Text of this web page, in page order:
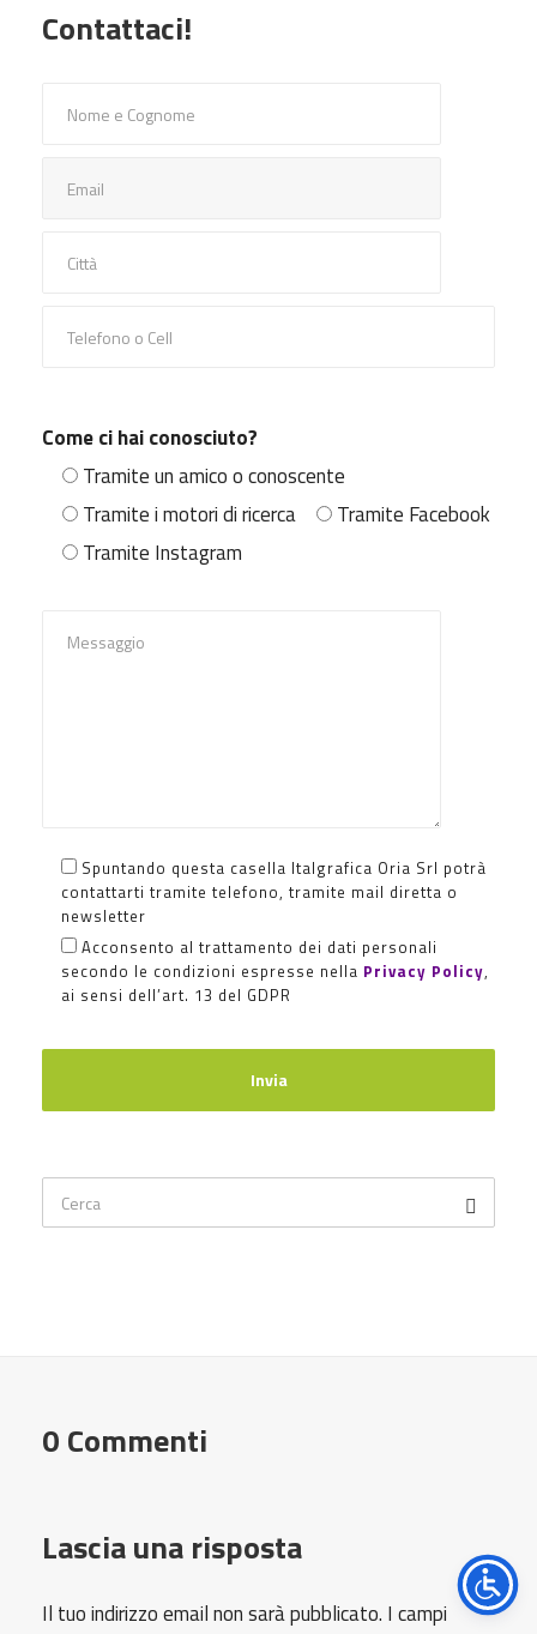
Contattaci!
Come ci hai conosciuto?
Tramite un amico o conoscente
Tramite i motori di ricerca
Tramite Facebook
Tramite Instagram
Spuntando questa casella Italgrafica Oria Srl potrà
contattarti tramite telefono, tramite mail diretta o
newsletter
Acconsento al trattamento dei dati personali
secondo le condizioni espresse nella Privacy Policy,
ai sensi dell’art. 13 del GDPR
0 Commenti
Lascia una risposta
Il tuo indirizzo email non sarà pubblicato. I campi